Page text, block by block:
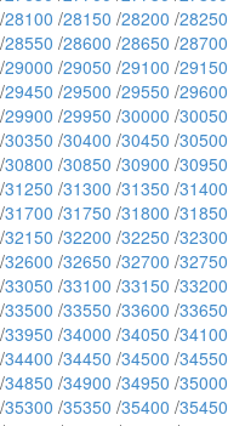
/28100 /28150 /28200 /28250
/28550 /28600 /28650 /28700
/29000 /29050 /29100 /29150
/29450 /29500 /29550 /29600
/29900 /29950 /30000 /30050
/30350 /30400 /30450 /30500
/30800 /30850 /30900 /30950
/31250 /31300 /31350 /31400
/31700 /31750 /31800 /31850
/32150 /32200 /32250 /32300
/32600 /32650 /32700 /32750
/33050 /33100 /33150 /33200
/33500 /33550 /33600 /33650
/33950 /34000 /34050 /34100
/34400 /34450 /34500 /34550
/34850 /34900 /34950 /35000
/35300 /35350 /35400 /35450